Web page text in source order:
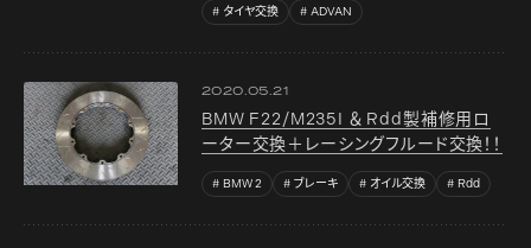
タイヤ交換
ADVAN
2020.05.21
BMW F22/M235I ＆ Rdd製補修用ロ
ーター交換＋レーシングフルード交換！！
BMW 2 ブレーキ オイル交換 Rdd